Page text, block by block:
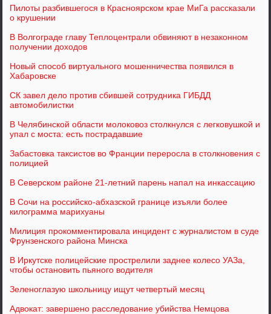
Пилоты разбившегося в Красноярском крае МиГа рассказали
о крушении
В Волгограде главу Теплоцентрали обвиняют в незаконном
получении доходов
Новый способ виртуального мошенничества появился в
Хабаровске
СК завел дело против сбившей сотрудника ГИБДД
автомобилистки
В Челябинской области молоковоз столкнулся с легковушкой и
упал с моста: есть пострадавшие
Забастовка таксистов во Франции переросла в столкновения с
полицией
В Северском районе 21-летний парень напал на инкассацию
В Сочи на российско-абхазской границе изъяли более
килограмма марихуаны
Милиция прокомментировала инцидент с журналистом в суде
Фрунзенского района Минска
В Иркутске полицейские прострелили заднее колесо УАЗа,
чтобы остановить пьяного водителя
Зеленоглазую школьницу ищут четвертый месяц
Адвокат: завершено расследование убийства Немцова